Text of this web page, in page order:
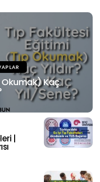
Okumak) Kaç
|